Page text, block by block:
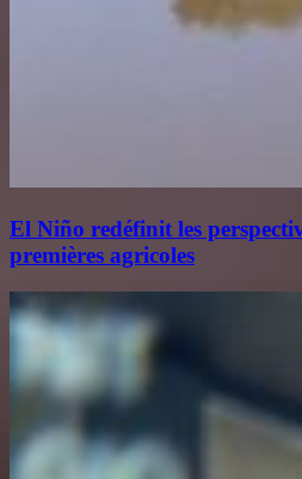
El Niño redéfinit les
premières agricoles